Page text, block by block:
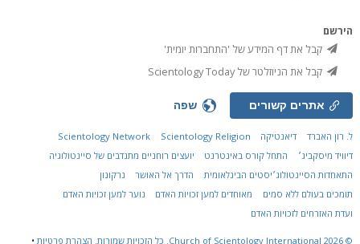
הירשם
קבל את דף המידע של 'התחברות יומית'
קבל את הניוזלטר של Scientology Today
אתרים קשורים שפה
ל. רון האברד דיאנטיקה Scientology Network
Scientology Religion
דיוויד מיסקביג׳
התחל קורס באינטרנט
יועצים רוחניים מתנדבים של סיינטולוגיה
התאחדות הסיינטולוג׳יסטים הבינלאומית
הדרך אל האושר
נרקונון
תומכים בעולם ללא סמים
מאוחדים למען זכויות האדם
נוער למען זכויות האדם
ועדת האזרחים לזכויות האדם
© 2026
Church of Scientology International. כל הזכויות שמורות. הצהרת פרטיות •